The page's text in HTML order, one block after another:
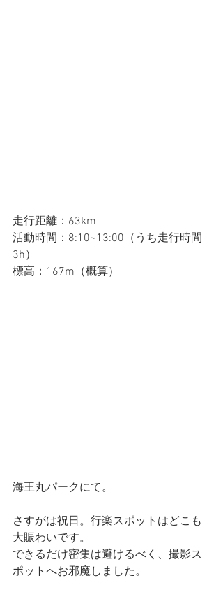
走行距離：63km
活動時間：8:10~13:00（うち走行時間
3h）
標高：167m（概算）
海王丸パークにて。
さすがは祝日。行楽スポットはどこも
大賑わいです。
できるだけ密集は避けるべく、撮影ス
ポットへお邪魔しました。